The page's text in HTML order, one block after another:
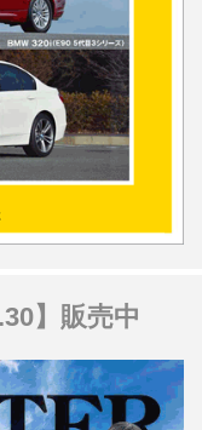
】販売中